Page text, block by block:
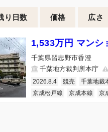
り日数 価格 広さ
1,533万円 マンシ
千葉県習志野市香澄
千葉地方裁判所本庁
2026.8.4 競売 千葉地裁
京成松戸線
京成本線 京